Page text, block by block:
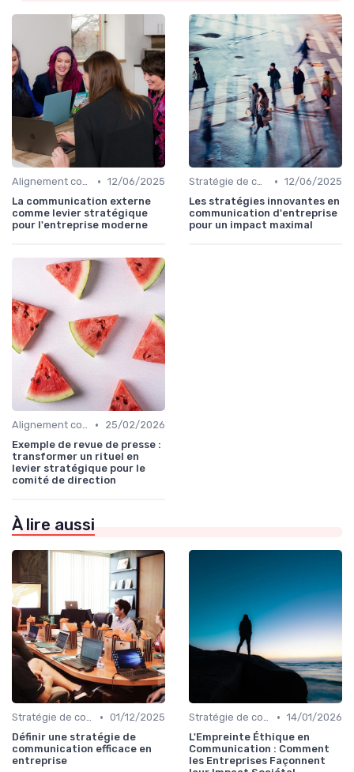
Alignement communication & stratégie business • 12/06/2025
La communication externe
comme levier stratégique
pour l'entreprise moderne
Stratégie de communication d’entreprise • 12/06/2025
Les stratégies innovantes en
communication d'entreprise
pour un impact maximal
Alignement communication & stratégie business •
25/02/2026
Exemple de revue de presse :
transformer un rituel en
levier stratégique pour le
comité de direction
À lire aussi
Stratégie de communication d’entreprise • 01/12/2025
Définir une stratégie de
communication efficace en
entreprise
Stratégie de communication d’entreprise • 14/01/2026
L'Empreinte Éthique en
Communication : Comment
les Entreprises Façonnent